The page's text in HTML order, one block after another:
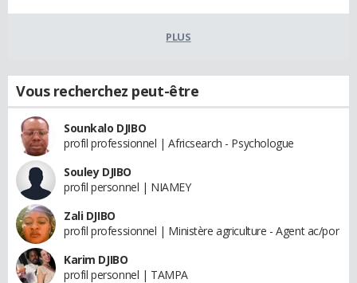
PLUS
Vous recherchez peut-être
Sounkalo DJIBO
profil professionnel | Africsearch - Psychologue
Souley DJIBO
profil personnel | NIAMEY
Zali DJIBO
profil professionnel | Ministère agriculture - Agent ac/por
Karim DJIBO
profil personnel | TAMPA